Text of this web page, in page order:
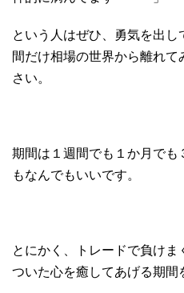
という人はぜひ、勇気を出し
間だけ相場の世界から離れて
さい。
期間は１週間でも１か月でも
もなんでもいいです。
とにかく、トレードで負けま
ついた心を癒してあげる期間